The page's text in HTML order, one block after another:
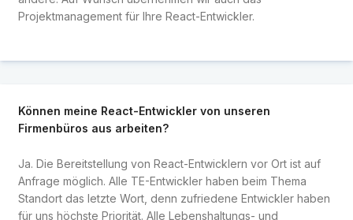
Projektmanagement für Ihre React-Entwickler.
Können meine React-Entwickler von unseren
Firmenbüros aus arbeiten?
Ja. Die Bereitstellung von React-Entwicklern vor Ort ist auf
Anfrage möglich. Alle TE-Entwickler haben beim Thema
Standort das letzte Wort, denn zufriedene Entwickler haben
für uns höchste Priorität. Alle Lebenshaltungs- und